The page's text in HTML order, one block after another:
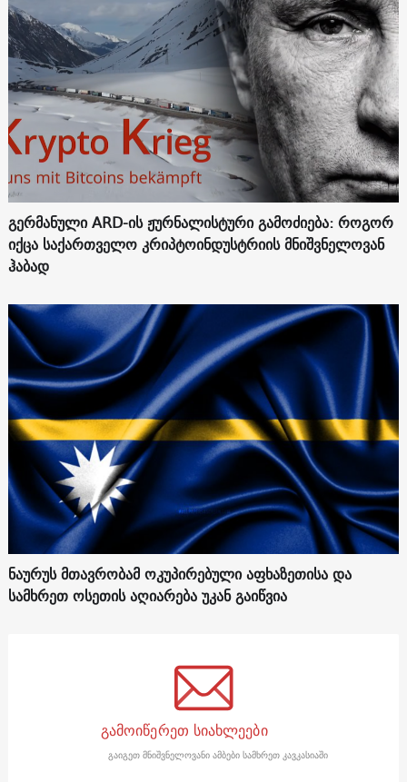
გერმანული ARD-ის ჟურნალისტური გამოძიება: როგორ
იქცა საქართველო კრიპტოინდუსტრიის მნიშვნელოვან
ჰაბად
ნაურუს მთავრობამ ოკუპირებული აფხაზეთისა და
სამხრეთ ოსეთის აღიარება უკან გაიწვია
გამოიწერეთ სიახლეები
გაიგეთ მნიშვნელოვანი ამბები სამხრეთ კავკასიაში